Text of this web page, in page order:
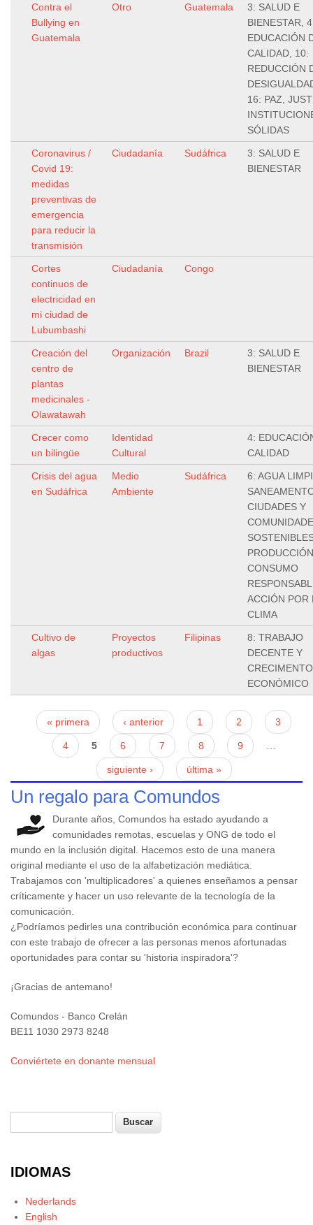
Contra el
Bullying en
Guatemala
Otro Guatemala
3: SALUD E
BIENESTAR,
EDUCACIÓN
CALIDAD, 10:
REDUCCIÓN
16: PAZ,
SÓLIDAS
Coronavirus /
Covid 19:
medidas
preventivas de
emergencia
para reducir la
transmisión
Ciudadanía Sudáfrica
3: SALUD E
BIENESTAR
Cortes
continuos de
electricidad en
mi ciudad de
Lubumbashi
Ciudadanía Congo
Creación del
centro de
plantas
medicinales -
Olawatawah
Organización Brazil
3: SALUD E
BIENESTAR
Crecer como
un bilingüe
Identidad
Cultural
4:
CALIDAD
Crisis del agua
en Sudáfrica
Medio
Ambiente
Sudáfrica
6: AGUA
CIUDADES Y
CONSUMO
ACCIÓN POR
CLIMA
Cultivo de
algas
Proyectos
productivos
Filipinas
8: TRABAJO
DECENTE Y
CRECIMENTO
ECONÓMICO
Páginas
« primera ‹ anterior 1 2 3
4 5 6 7 8 9
siguiente › última »
Un regalo para Comundos
Durante años, Comundos ha estado ayudando a
comunidades remotas, escuelas y ONG de todo el
mundo en la inclusión digital. Hacemos esto de una manera
original mediante el uso de la alfabetización mediática.
Trabajamos con 'multiplicadores' a quienes enseñamos a pensar
críticamente y hacer un uso relevante de la tecnología de la
comunicación.
¿Podríamos pedirles una contribución económica para continuar
con este trabajo de ofrecer a las personas menos afortunadas
oportunidades para contar su 'historia inspiradora'?
¡Gracias de antemano!
Comundos - Banco Crelán
BE11 1030 2973 8248
Conviértete en donante mensual
Formulario de búsqueda
IDIOMAS
Nederlands
English